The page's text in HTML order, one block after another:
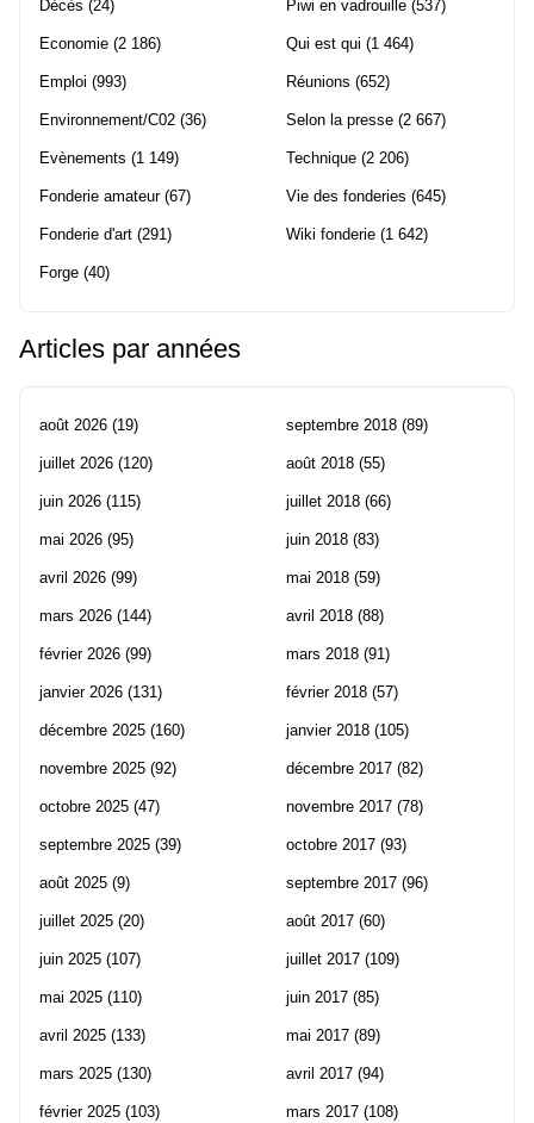
Décès (24)
Economie (2 186)
Emploi (993)
Environnement/C02 (36)
Evènements (1 149)
Fonderie amateur(67)
Fonderie d'art (291)
Forge (40)
Piwi en vadrouille (537)
Qui est qui (1 464)
Réunions (652)
Selon la presse (2 667)
Technique (2 206)
Vie des fonderies (645)
Wiki fonderie (1 642)
Articles par années
août 2026 (19)
juillet 2026 (120)
juin 2026 (115)
mai 2026 (95)
avril 2026 (99)
mars 2026 (144)
février 2026 (99)
janvier 2026 (131)
décembre 2025 (160)
novembre 2025 (92)
octobre 2025 (47)
septembre 2025 (39)
août 2025 (9)
juillet 2025 (20)
juin 2025 (107)
mai 2025 (110)
avril 2025 (133)
mars 2025 (130)
février 2025 (103)
septembre 2018 (89)
août 2018 (55)
juillet 2018 (66)
juin 2018 (83)
mai 2018 (59)
avril 2018 (88)
mars 2018 (91)
février 2018 (57)
janvier 2018 (105)
décembre 2017 (82)
novembre 2017 (78)
octobre 2017 (93)
septembre 2017 (96)
août 2017 (60)
juillet 2017 (109)
juin 2017 (85)
mai 2017 (89)
avril 2017 (94)
mars 2017 (108)